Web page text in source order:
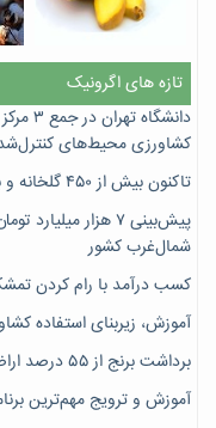
تازه های اگرونیک
کشاورزی محیط‌های
تاکنون بیش از ۴۵۰ گلخانه و باغ استان یزد شناسنامه‌دار شده‌اند
پیش‌بینی ۷‌ هزار
شمال‌غرب کشور
کسب درآمد با رام کردن
آموزش، زیربنای استفاده
برداشت برنج از ۵۵ درصد اراضی شالیکاری گیلان
آموزش و ترویج مهم‌ترین